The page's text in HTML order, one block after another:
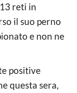
reti in
il suo perno
e non ne
positive
questa sera,